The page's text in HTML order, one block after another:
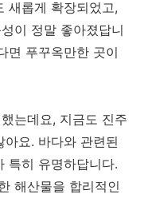
새롭게 확장되었고,
이 정말 좋아졌답니
면 푸꾸옥만한 곳이
는데요, 지금도 진주
요. 바다와 관련된
특히 유명하답니다.
해산물을 합리적인